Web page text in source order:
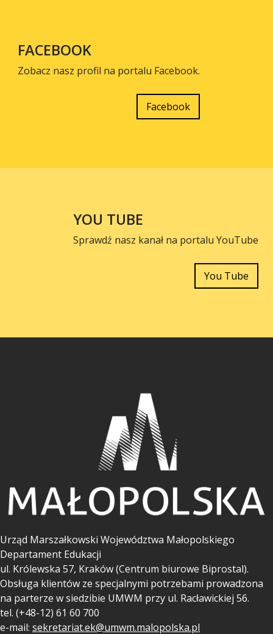
FACEBOOK
Zobacz nasz profil na portalu Facebook.
Facebook
YOU TUBE
Sprawdź nasz kanał na portalu YouTube
You Tube
Urząd Marszałkowski Województwa Małopolskiego
Departament Edukacji
ul. Królewska 57, Kraków (Centrum biurowe Biprostal).
Obsługa klientów ze specjalnymi potrzebami prowadzona
na parterze w siedzibie UMWM przy ul. Racławickiej 56.
tel. (+48-12) 61 60 700
e-mail: sekretariat.ek@umwm.malopolska.pl